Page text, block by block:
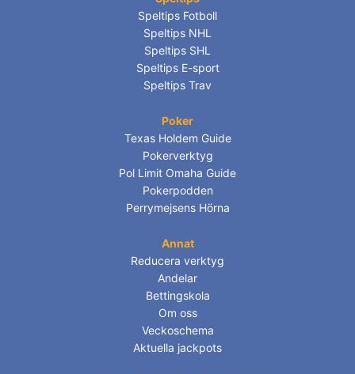
Speltips Fotboll
Speltips NHL
Speltips SHL
Speltips E-sport
Speltips Trav
Poker
Texas Holdem Guide
Pokerverktyg
Pol Limit Omaha Guide
Pokerpodden
Perrymejsens Hörna
Annat
Reducera verktyg
Andelar
Bettingskola
Om oss
Veckoschema
Aktuella jackpots